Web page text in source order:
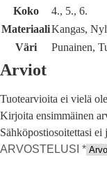
Koko
4., 5., 6.
MateriaaliKangas,
Väri
Punainen,
Arviot
Tuotearvioita ei vielä
Kirjoita ensimmäinen
Sähköpostiosoitettasi ei
ARVOSTELUSI *